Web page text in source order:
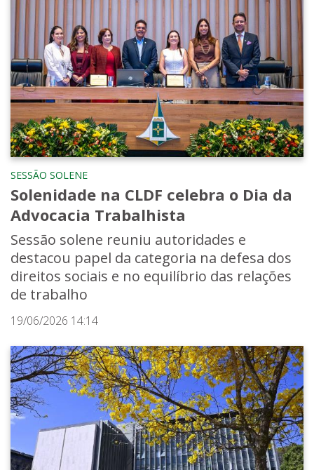
SESSÃO SOLENE
Solenidade na CLDF celebra o Dia da
Advocacia Trabalhista
Sessão solene reuniu autoridades e
destacou papel da categoria na defesa dos
direitos sociais e no equilíbrio das relações
de trabalho
19/06/2026 14:14